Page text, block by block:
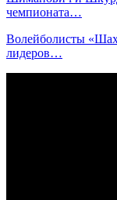
чемпионата…
Волейболисты
лидеров…